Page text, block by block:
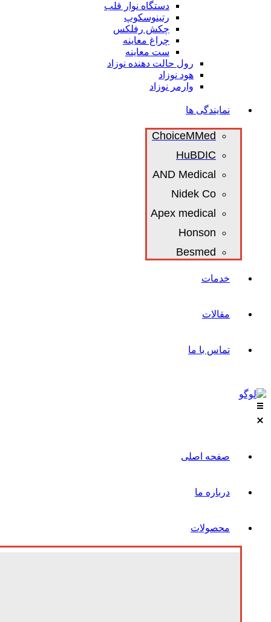
دستگاه نوار قلب
رتینوسکوپ
چکش رفلکس
چراغ معاینه
ست معاینه
رول حالت دهنده نوزاد
هود نوزاد
وارمر نوزاد
نمایندگی ها
ChoiceMMed
HuBDIC
AND Medical
Nidek Co
Apex medical
Honson
Besmed
خدمات
مقالات
تماس با ما
صفحه اصلی
درباره ما
محصولات